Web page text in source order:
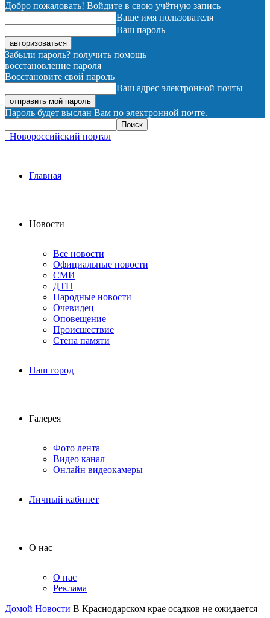
Добро пожаловать! Войдите в свою учётную запись
Ваше имя пользователя
Ваш пароль
Забыли пароль? получить помощь
восстановление пароля
Восстановите свой пароль
Ваш адрес электронной почты
Пароль будет выслан Вам по электронной почте.
Новороссийский портал
Главная
Новости
Все новости
Официальные новости
СМИ
ДТП
Народные новости
Очевидец
Оповещение
Происшествие
Стена памяти
Наш город
Галерея
Фото лента
Видео канал
Онлайн видеокамеры
Личный кабинет
О нас
О нас
Реклама
Домой Новости В Краснодарском крае осадков не ожидается